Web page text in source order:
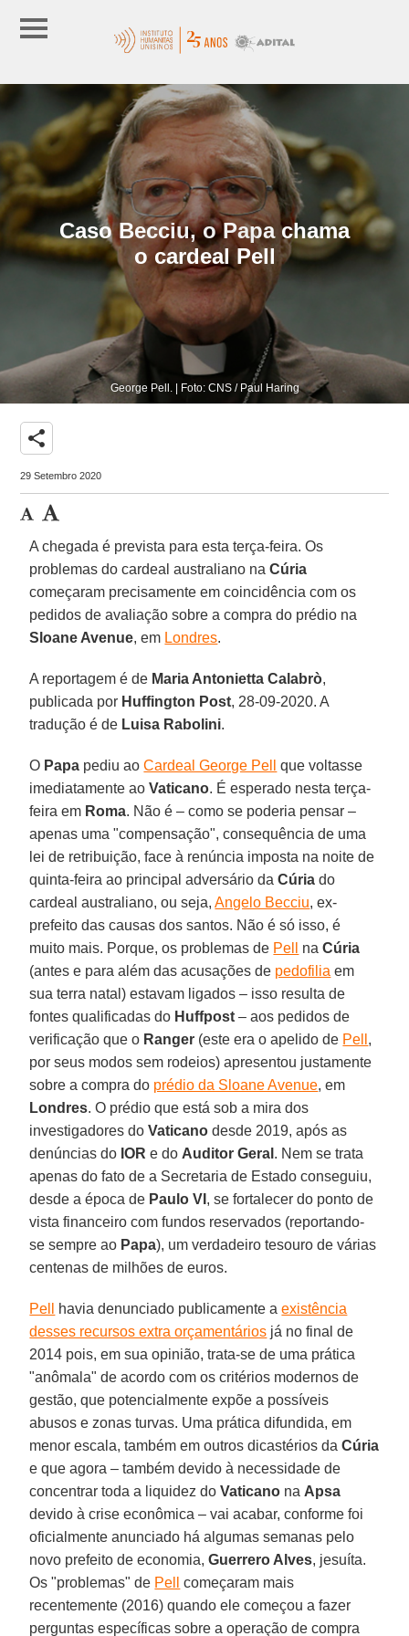
Caso Becciu, o Papa chama
o cardeal Pell
George Pell. | Foto: CNS / Paul Haring
share
29 Setembro 2020
A chegada é prevista para esta terça-feira. Os
problemas do cardeal australiano naCúria
começaram precisamente em coincidência com os
pedidos de avaliação sobre a compra do prédio na
Sloane Avenue, em Londres.
A reportagem é de Maria Antonietta Calabrò,
publicada por Huffington Post, 28-09-2020. A
tradução é de Luisa Rabolini.
O Papa pediu aoCardeal George Pell
que voltasse
imediatamente aoVaticano. É esperado nesta terça-
feira em Roma. Não é – como se poderia pensar –
apenas uma "compensação", consequência de uma
lei de retribuição, face à renúncia imposta na noite de
quinta-feira ao principal adversário daCúria do
cardeal australiano, ou seja,Angelo Becciu, ex-
prefeito das causas dos santos. Não é só isso, é
muito mais. Porque, os problemas de Pell naCúria
(antes e para além das acusações de pedofilia em
sua terra natal) estavam ligados – isso resulta de
fontes qualificadas do Huffpost – aos pedidos de
verificação que o Ranger (este era o apelido de Pell ,
por seus modos sem rodeios) apresentou justamente
sobre a compra do prédio da Sloane Avenue, em
Londres. O prédio que está sob a mira dos
investigadores doVaticano desde 2019, após as
denúncias do IOR e do Auditor Geral . Nem se trata
apenas do fato de a Secretaria de Estado conseguiu,
desde a época de Paulo VI , se fortalecer do ponto de
vista financeiro com fundos reservados (reportando-
se sempre ao Papa), um verdadeiro tesouro de várias
centenas de milhões de euros.
Pell havia denunciado publicamente aexistência
desses recursos extra orçamentários já no final de
2014 pois, em sua opinião, trata-se de uma prática
"anômala" de acordo com os critérios modernos de
gestão, que potencialmente expõe a possíveis
abusos e zonas turvas. Uma prática difundida, em
menor escala, também em outros dicastérios daCúria
e que agora – também devido à necessidade de
concentrar toda a liquidez doVaticano na Apsa
devido à crise econômica – vai acabar, conforme foi
oficialmente anunciado há algumas semanas pelo
novo prefeito de economia,Guerrero Alves, jesuíta.
Os "problemas" de Pell
começaram mais
recentemente (2016) quando ele começou a fazer
perguntas específicas sobre a operação de compra